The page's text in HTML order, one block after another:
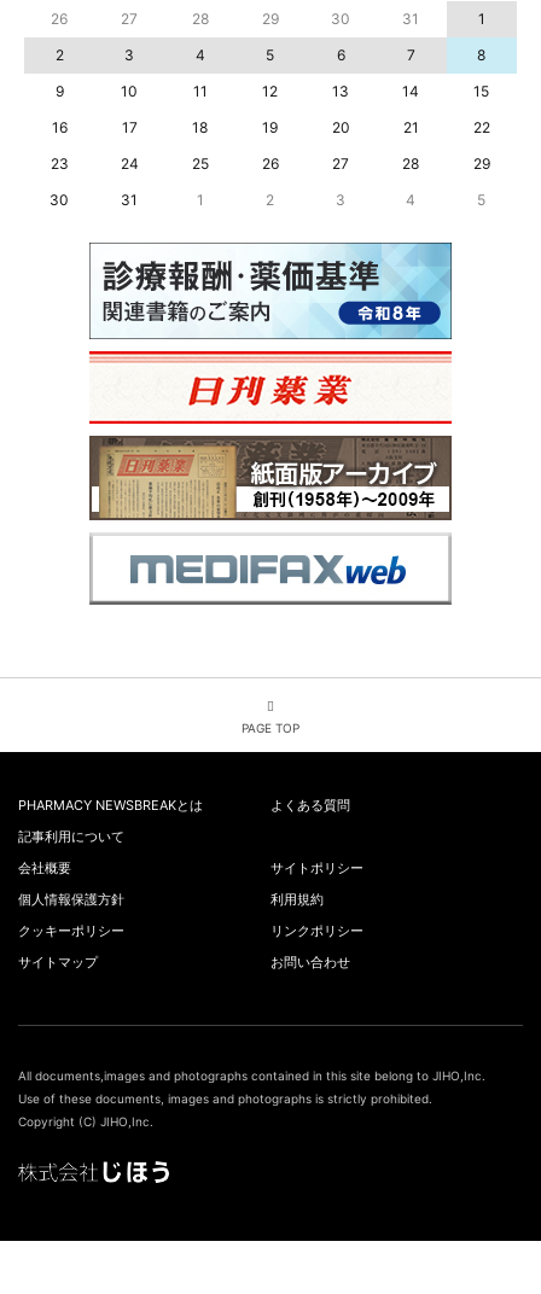
26 27 28 29 30 31
1
2
3 4 5 6 7
8
9
10 11 12 13 14
15
16
17 18 19 20 21
22
23
24 25 26 27 28
29
30
31 1 2 3 4 5
PAGE TOP
PHARMACY NEWSBREAKとは
よくある質問
記事利用について
会社概要
サイトポリシー
個人情報保護方針
利用規約
クッキーポリシー
リンクポリシー
サイトマップ
お問い合わせ
All documents,images and photographs contained in this site belong to JIHO,Inc.
Use of these documents, images and photographs is strictly prohibited.
Copyright (C) JIHO,Inc.